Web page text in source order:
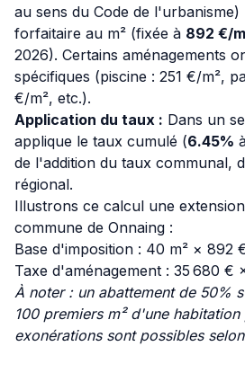
au sens du Code de
forfaitaire au m² (fixée à 892 €/
2026). Certains aménagements
spécifiques (piscine : 251 €/m²,
€/m², etc.).
Application du taux : Dans un
applique le taux cumulé (6.45%
de l'addition du taux communal,
régional.
Illustrons ce calcul une
commune de Onnaing :
Base d'imposition : 40 m² × 892
Taxe d'aménagement : 35 680 €
À noter : un abattement de 50%
100 premiers m² d'une
exonérations sont possibles